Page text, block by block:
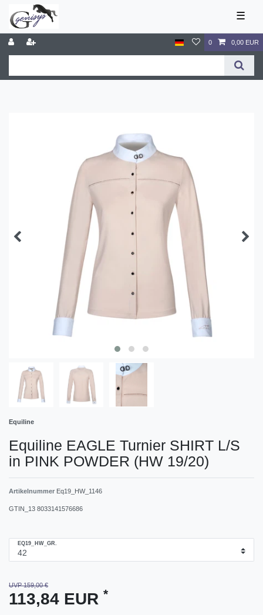
☰
0 0,00 EUR
Equiline
Equiline EAGLE Turnier SHIRT L/S
in PINK POWDER (HW 19/20)
Artikelnummer Eq19_HW_1146
GTIN_13 8033141576686
EQ19_HW_GR.
UVP 159,00 €
113,84 EUR *